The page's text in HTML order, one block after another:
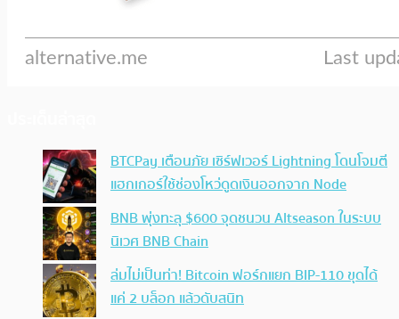
BTCPay เตือนภัย เซิร์ฟเวอร์ Lightning โดนโจมตี
แฮกเกอร์ใช้ช่องโหว่ดูดเงินออกจาก Node
BNB พุ่งทะลุ $600 จุดชนวน Altseason ในระบบ
นิเวศ BNB Chain
ล่มไม่เป็นท่า! Bitcoin ฟอร์กแยก BIP-110 ขุดได้
แค่ 2 บล็อก แล้วดับสนิท